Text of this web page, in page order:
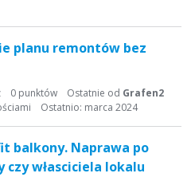
planu remontów bez
0 punktów Ostatnie od Grafen2
Ostatnio: marca 2024
balkony. Naprawa po
własciciela lokalu